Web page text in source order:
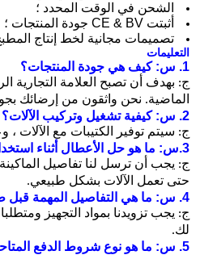
الشحن في الوقت المحدد ؛
أثبتت CE & BV جودة المنتجات ؛
تصميمات مجانية لخط إنتاج
التعليمات
1. س: كيف هي جودة المنتجات؟
الماضية. نحن واثقون من إرضائك
2. س: كيفية تشغيل وتركيب الآلات؟
ج: سيتم توفير الكتيبات مع الآلات ،
3.س: ما هو حل الأعطال أثناء استخدام الآلات؟
ج: يجب أن ترسل لنا تفاصيل
حتى تعمل الآلات بشكل طبيعي.
4. س: ما هي التفاصيل المهمة قبل طلب خط المعالجة؟
ج: يجب تزويدنا بمواد التجهيز
لك.
5. س: ما هو نوع شروط الدفع المتاحة؟